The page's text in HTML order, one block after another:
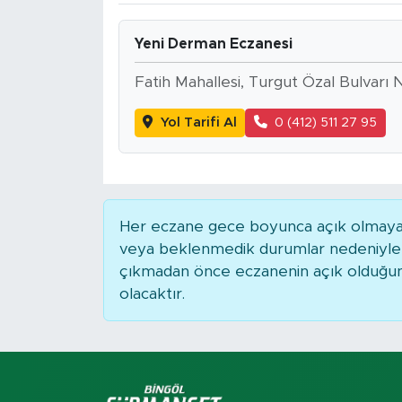
Yeni Derman Eczanesi
Fatih Mahallesi, Turgut Özal Bulvarı
Yol Tarifi Al 0 (412) 511 27 95
Her eczane gece boyunca açık
veya beklenmedik durumlar
çıkmadan önce eczanenin açık
olacaktır.
Hava Durumu
Bingöl Kaza Haberleri